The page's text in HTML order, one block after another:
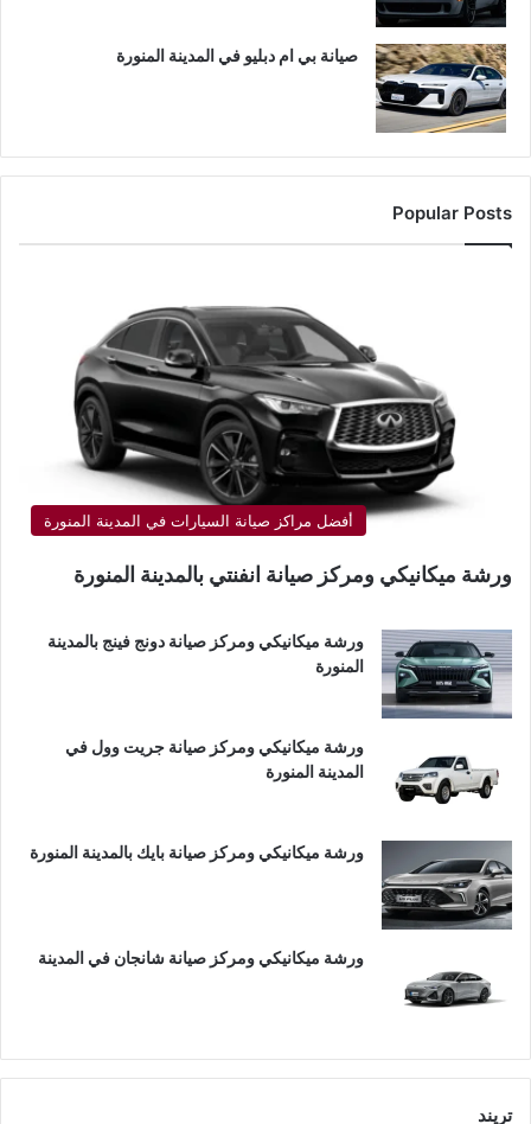
صيانة بي ام دبليو في المدينة المنورة
Popular Posts
أفضل مراكز صيانة السيارات في المدينة المنورة
ورشة ميكانيكي ومركز صيانة انفنتي بالمدينة المنورة
ورشة ميكانيكي ومركز صيانة دونج فينج بالمدينة
المنورة
ورشة ميكانيكي ومركز صيانة جريت وول في
المدينة المنورة
ورشة ميكانيكي ومركز صيانة بايك بالمدينة المنورة
ورشة ميكانيكي ومركز صيانة شانجان في المدينة
تريند